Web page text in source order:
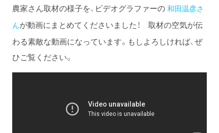
農家さん取材の様子を、ビデオグラファーの 和田温彦さ
んが動画にまとめてくださいました！ 取材の空気が伝
わる素敵な動画になっています。もしよろしければ、ぜ
ひご覧ください。